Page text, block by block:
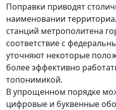
Поправки приводят
наименовании
станций метрополитена
соответствие с
уточняют некоторые
более эффективно
топонимикой.
В упрощенном порядке
цифровые и буквенные